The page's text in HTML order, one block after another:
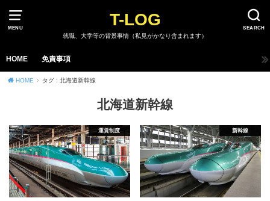
MENU SEARCH
T-LOG
就職、大学等の背景事情（私見がかなり含まれます）
HOME 免責事項
HOME タグ : 北海道新幹線
北海道新幹線
運賃制度 新幹線